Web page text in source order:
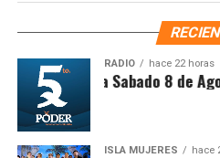
RADIO hace 22 horas
Matutina Sabado 8 de
ISLA MUJERES hace